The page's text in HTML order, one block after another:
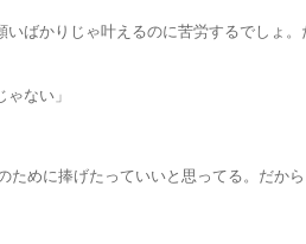
じゃ叶えるのに苦労するでしょ。だ
ない」
げたっていいと思ってる。だから、